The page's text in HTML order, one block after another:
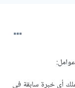
أي خبرة سابقة في